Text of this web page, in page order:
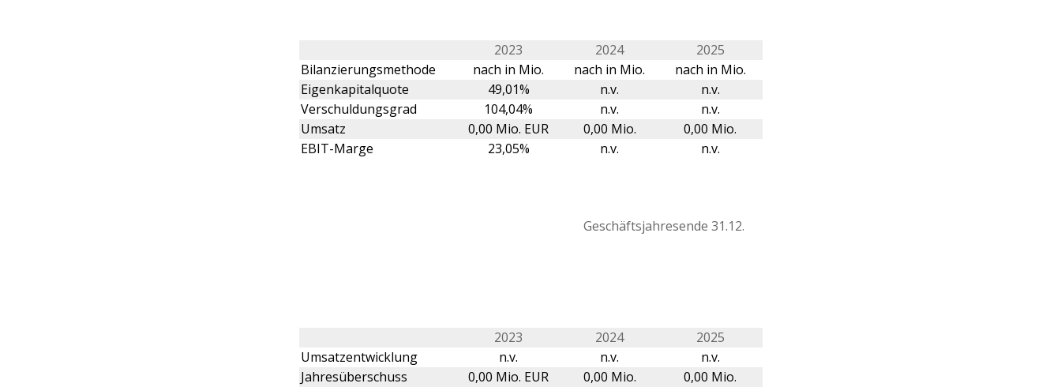
2023 2024
2025
Bilanzierungsmethode
nach in Mio. nach in Mio.
nach in Mio.
Eigenkapitalquote
49,01% n.v.
n.v.
Verschuldungsgrad
104,04% n.v.
n.v.
Umsatz
0,00 Mio. EUR 0,00 Mio.
0,00 Mio.
EBIT-Marge
23,05% n.v. n.v.
Geschäftsjahresende 31.12.
2023 2024
2025
Umsatzentwicklung
n.v. n.v.
n.v.
Jahresüberschuss
0,00 Mio. EUR 0,00 Mio.
0,00 Mio.